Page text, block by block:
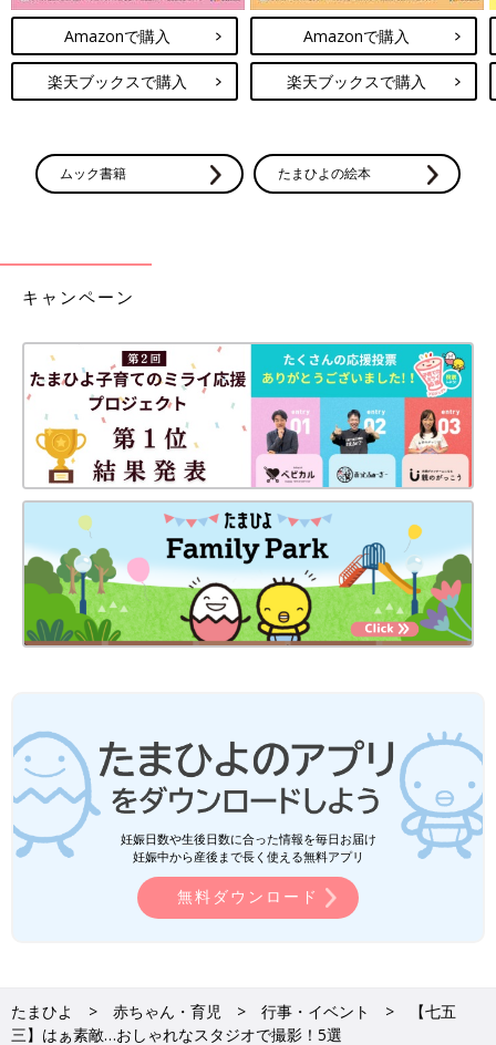
Amazonで購入
楽天ブックスで購入
Amazonで購入
楽天ブックスで購入
ムック書籍 たまひよの絵本
キャンペーン
妊娠日数や生後日数に合った情報を毎日お届け
妊娠中から産後まで長く使える無料アプリ
無料ダウンロード
たまひよ 赤ちゃん・育児 行事・イベント
【七五
三】はぁ素敵…おしゃれなスタジオで撮影！5選